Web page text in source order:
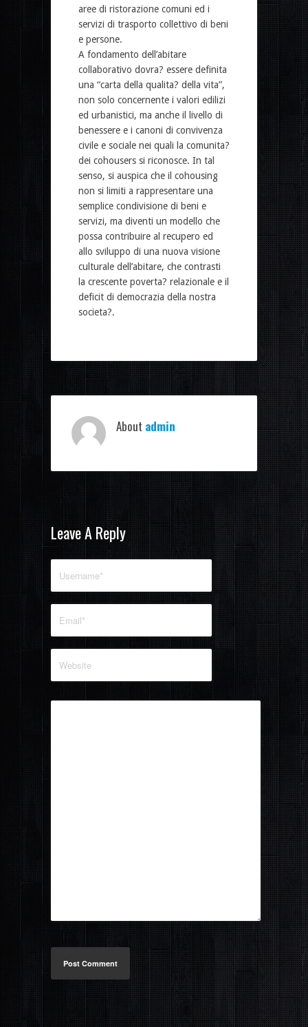
aree di ristorazione comuni ed i
servizi di trasporto collettivo di beni
e persone.
A fondamento dell’abitare
collaborativo dovra? essere definita
una “carta della qualita? della vita”,
non solo concernente i valori edilizi
ed urbanistici, ma anche il livello di
benessere e i canoni di convivenza
civile e sociale nei quali la comunita?
dei cohousers si riconosce. In tal
senso, si auspica che il cohousing
non si limiti a rappresentare una
semplice condivisione di beni e
servizi, ma diventi un modello che
possa contribuire al recupero ed
allo sviluppo di una nuova visione
culturale dell’abitare, che contrasti
la crescente poverta? relazionale e il
deficit di democrazia della nostra
societa?.
About admin
Leave A Reply
Post Comment